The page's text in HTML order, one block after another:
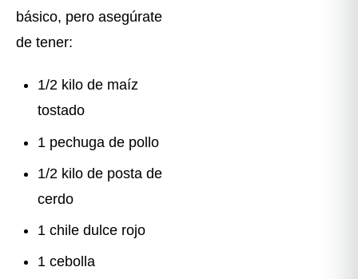
básico, pero asegúrate
de tener:
1/2 kilo de maíz
tostado
1 pechuga de pollo
1/2 kilo de posta de
cerdo
1 chile dulce rojo
1 cebolla